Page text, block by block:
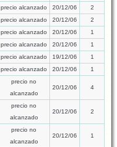
precio alcanzado 20/12/06
2
precio alcanzado 20/12/06
2
precio alcanzado 20/12/06
1
precio alcanzado 20/12/06
1
precio alcanzado 19/12/06
1
precio alcanzado 20/12/06 1
precio no
alcanzado
20/12/06 4
precio no
alcanzado
20/12/06 2
precio no
alcanzado
20/12/06 1